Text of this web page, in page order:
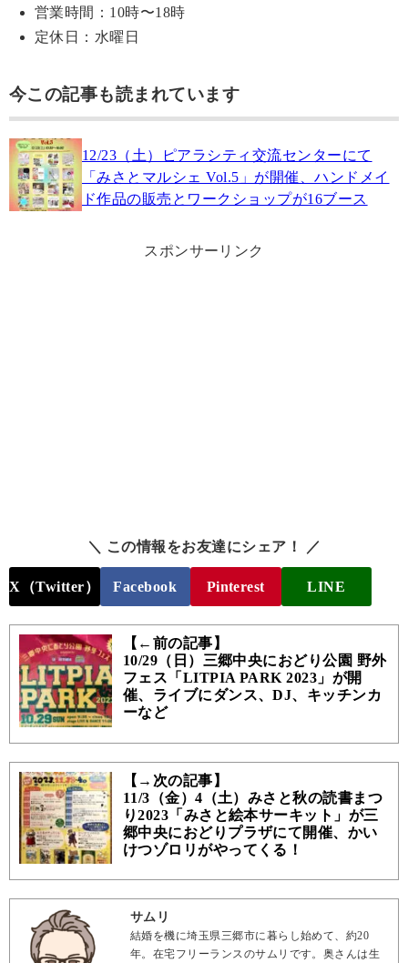
営業時間：10時〜18時
定休日：水曜日
今この記事も読まれています
12/23（土）ピアラシティ交流センターにて
「みさとマルシェ Vol.5」が開催、ハンドメイ
ド作品の販売とワークショップが16ブース
スポンサーリンク
＼ この情報をお友達にシェア！ ／
X（Twitter） Facebook Pinterest LINE
【←前の記事】
10/29（日）三郷中央におどり公園 野外
フェス「LITPIA PARK 2023」が開
催、ライブにダンス、DJ、キッチンカ
ーなど
【→次の記事】
11/3（金）4（土）みさと秋の読書まつ
り2023「みさと絵本サーキット」が三
郷中央におどりプラザにて開催、かい
けつゾロリがやってくる！
サムリ
結婚を機に埼玉県三郷市に暮らし始めて、約20
年。在宅フリーランスのサムリです。奥さんは生